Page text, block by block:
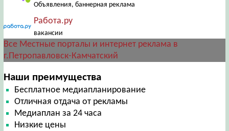
Объявления, баннерная реклама
Работа.ру
вакансии
Все Местные порталы и интернет реклама в
г.Петропавловск-Камчатский
Наши преимущества
Бесплатное медиапланирование
Отличная отдача от рекламы
Медиаплан за 24 часа
Низкие цены